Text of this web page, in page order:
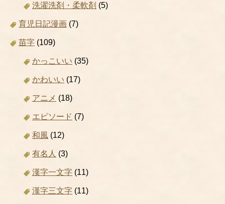
洗濯洗剤・柔軟剤 (5)
育児日記漫画 (7)
苗字 (109)
かっこいい (35)
かわいい (17)
アニメ (18)
エピソード (7)
和風 (12)
有名人 (3)
漢字一文字 (11)
漢字三文字 (11)